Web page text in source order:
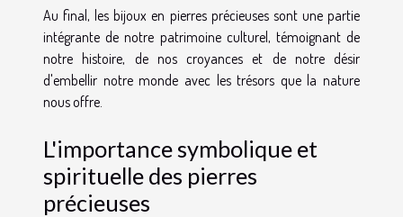
Au final, les bijoux en pierres précieuses sont une partie
intégrante de notre patrimoine culturel, témoignant de
notre histoire, de nos croyances et de notre désir
d'embellir notre monde avec les trésors que la nature
nous offre.
L'importance symbolique et
spirituelle des pierres
précieuses